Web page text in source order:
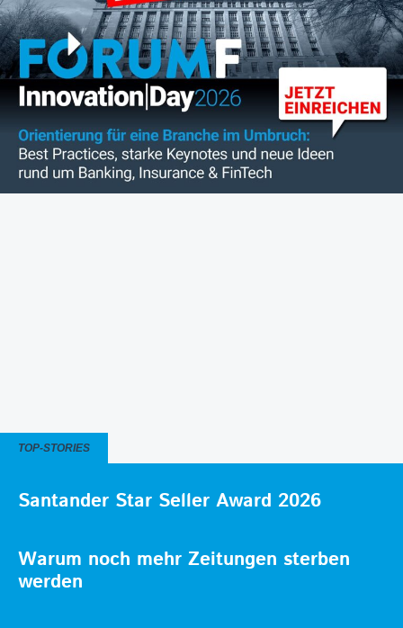
TOP-STORIES
Santander Star Seller Award 2026
Warum noch mehr Zeitungen sterben
werden